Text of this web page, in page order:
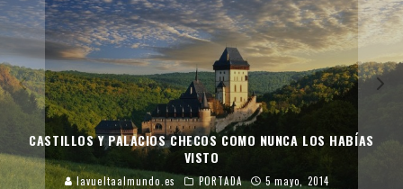
CASTILLOS Y PALACIOS CHECOS COMO NUNCA LOS HABÍAS
VISTO
lavueltaalmundo.es PORTADA 5 mayo, 2014